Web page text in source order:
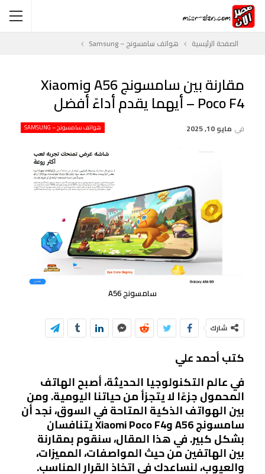
الصفحة الرئيسية هواتف سامسونج – Samsung
مقارنة بين سامسونج A56 وXiaomi
Poco F4 – أيهما يقدم أداءً أفضل
هواتف سامسونج – SAMSUNG في مايو 10, 2025
سامسونج A56
شارك
كتب أحمد علي
في عالم التكنولوجيا الحديثة، أصبح الهاتف
المحمول جزءًا لا يتجزأ من حياتنا اليومية. ومن
بين الهواتف الذكية المتاحة في السوق، نجد أن
سامسونج A56 وXiaomi Poco F4 يتنافسان
بشكل كبير. في هذا المقال، سنقوم بمقارنة
بين الهاتفين من حيث المواصفات، المميزات،
والعيوب، لنساعدك في اتخاذ القرار المناسب.